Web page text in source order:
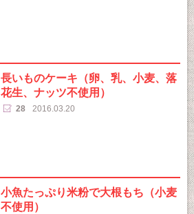
長いものケーキ（卵、乳、小麦、落
花生、ナッツ不使用）
28 2016.03.20
小魚たっぷり米粉で大根もち（小麦
不使用）